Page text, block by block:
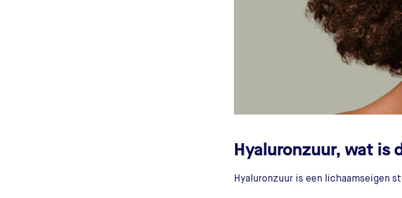
Hyaluronzuur, wat is
Hyaluronzuur is een lichaamseigen